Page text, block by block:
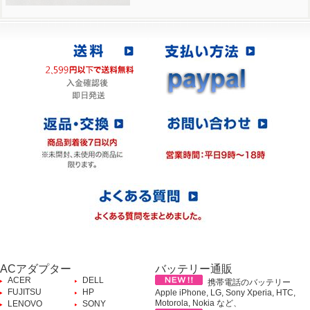
ACアダプター
ACER
DELL
FUJITSU
HP
LENOVO
SONY
バッテリー通販
携帯電話のバッテリー
Apple iPhone, LG, Sony Xperia, HTC,
Motorola, Nokia など、